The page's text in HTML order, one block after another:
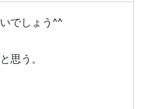
でしょう^^
思う。